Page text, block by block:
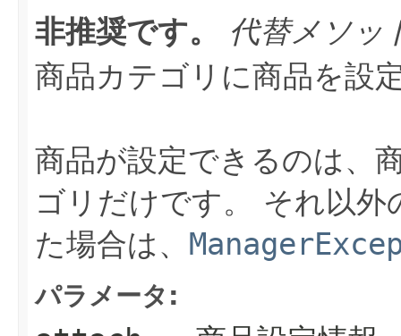
非推奨です。
代替メソッ
商品カテゴリに商品を設
商品が設定できるのは、
ゴリだけです。 それ以
た場合は、
パラメータ: